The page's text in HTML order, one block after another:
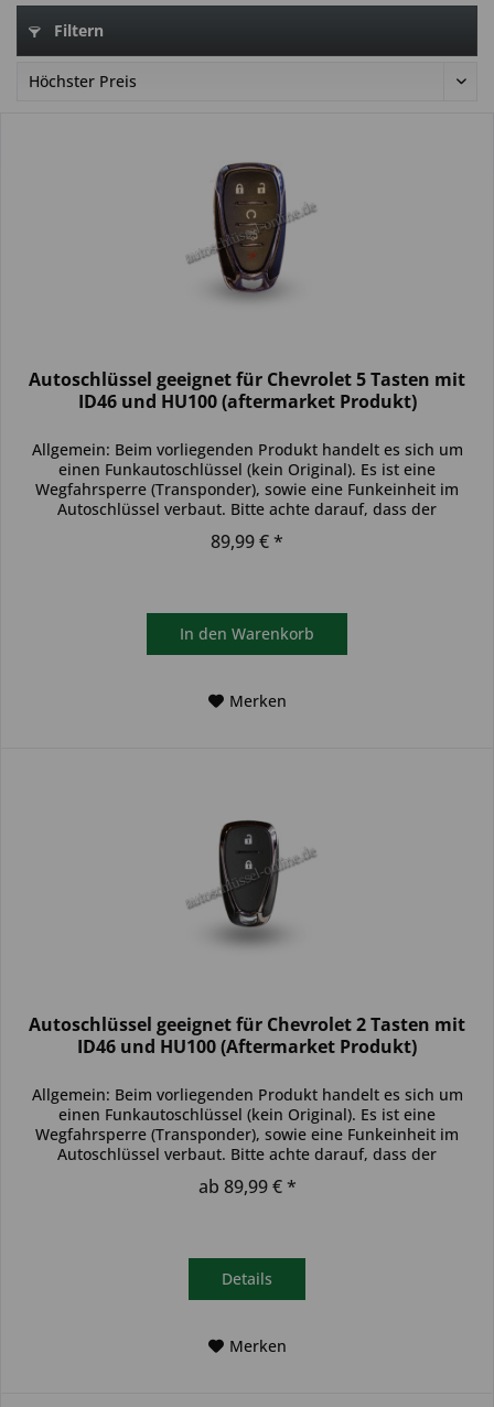
Filtern
Autoschlüssel geeignet für Chevrolet 5 Tasten mit
ID46 und HU100 (aftermarket Produkt)
Allgemein: Beim vorliegenden Produkt handelt es sich um
einen Funkautoschlüssel (kein Original). Es ist eine
Wegfahrsperre (Transponder), sowie eine Funkeinheit im
Autoschlüssel verbaut. Bitte achte darauf, dass der
89,99 € *
In den Warenkorb
Merken
Autoschlüssel geeignet für Chevrolet 2 Tasten mit
ID46 und HU100 (Aftermarket Produkt)
Allgemein: Beim vorliegenden Produkt handelt es sich um
einen Funkautoschlüssel (kein Original). Es ist eine
Wegfahrsperre (Transponder), sowie eine Funkeinheit im
Autoschlüssel verbaut. Bitte achte darauf, dass der
Autoschlüssel deinem...
ab 89,99 € *
Details
Merken